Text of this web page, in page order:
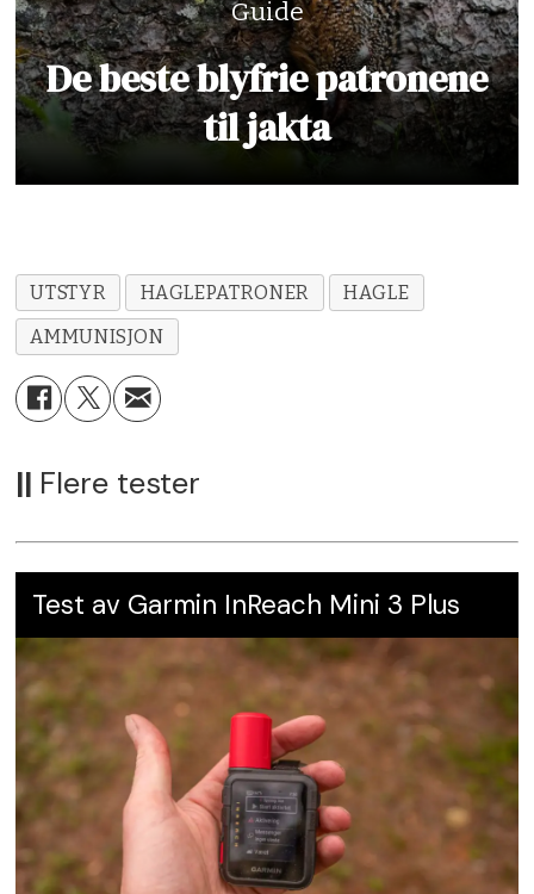
Guide
De beste blyfrie patronene
til jakta
UTSTYR HAGLEPATRONER
HAGLE
AMMUNISJON
|| Flere tester
Test av Garmin InReach Mini 3 Plus